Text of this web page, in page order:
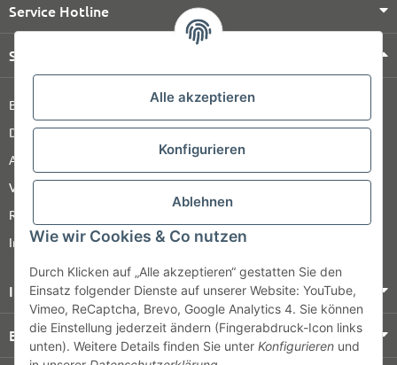
Alle akzeptieren
Konfigurieren
Ablehnen
Wie wir Cookies & Co nutzen
Durch Klicken auf „Alle akzeptieren“ gestatten Sie den
Einsatz folgender Dienste auf unserer Website: YouTube,
Vimeo, ReCaptcha, Brevo, Google Analytics 4. Sie können
die Einstellung jederzeit ändern (Fingerabdruck-Icon links
unten). Weitere Details finden Sie unter Konfigurieren und
Service Hotline
Shop Service
Barrierefreiheitserklärung
Datenschutz
AGB
Versandinformationen
Retour
Impressum
Informationen
Bezahlung & Versand